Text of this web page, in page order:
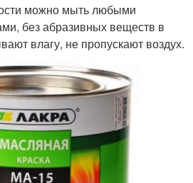
можно мыть любыми
без абразивных веществ в
влагу, не пропускают воздух.